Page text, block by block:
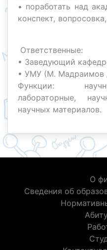
• поработать над
конспект,
Ответственные:
• Заведующий
• УМУ (М. Мадраимов
Функции:
лабораторные,
научных материалов.
О
Сведения об